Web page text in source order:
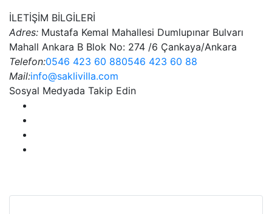
İLETİŞİM BİLGİLERİ
Adres: Mustafa Kemal Mahallesi Dumlupınar Bulvarı
Mahall Ankara B Blok No: 274 /6 Çankaya/Ankara
Telefon:0546 423 60 880546 423 60 88
Mail:info@saklivilla.com
Sosyal Medyada Takip Edin